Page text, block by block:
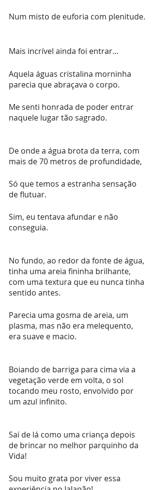
Num misto de euforia com plenitude.
Mais incrível ainda foi entrar…
Aquela águas cristalina morninha
parecia que abraçava o corpo.
Me senti honrada de poder entrar
naquele lugar tão sagrado.
De onde a água brota da terra, com
mais de 70 metros de profundidade,
Só que temos a estranha sensação
de flutuar.
Sim, eu tentava afundar e não
conseguia.
No fundo, ao redor da fonte de água,
tinha uma areia fininha brilhante,
com uma textura que eu nunca tinha
sentido antes.
Parecia uma gosma de areia, um
plasma, mas não era melequento,
era suave e macio.
Boiando de barriga para cima via a
vegetação verde em volta, o sol
tocando meu rosto, envolvido por
um azul infinito.
Saí de lá como uma criança depois
de brincar no melhor parquinho da
Vida!
Sou muito grata por viver essa